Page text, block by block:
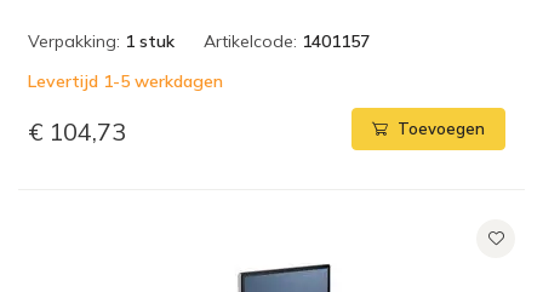
Verpakking: 1 stuk Artikelcode: 1401157
Levertijd 1-5 werkdagen
€ 104,73 Toevoegen